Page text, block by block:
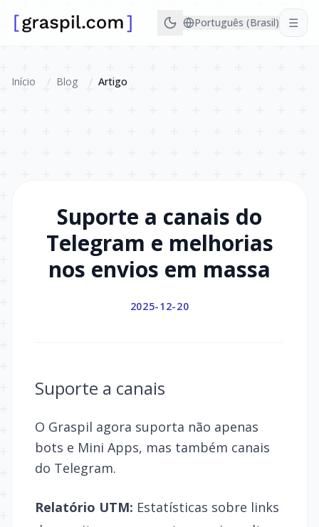
Português (Brasil) ☰
Início / Blog / Artigo
Suporte a canais do
Telegram e melhorias
nos envios em massa
2025-12-20
Suporte a canais
O Graspil agora suporta não apenas
bots e Mini Apps, mas também canais
do Telegram.
Relatório UTM: Estatísticas sobre links